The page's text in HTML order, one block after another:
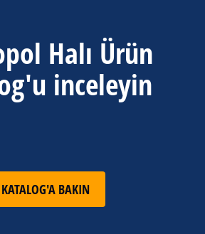
Halı Ürün
inceleyin
KATALOG'A BAKIN